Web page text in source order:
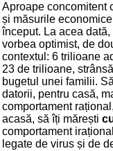
Aproape concomitent
și măsurile
început. La acea
vorbea optimist, de
contextul: 6 trilioane
23 de trilioane,
bugetul unei familii.
datorii, pentru casă,
comportament
acasă, să îți mărești
comportament
legate de virus și de